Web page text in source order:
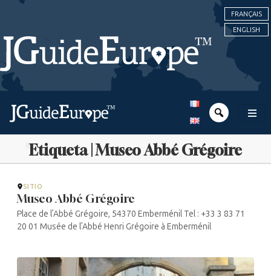
FRANÇAIS
ENGLISH
Etiqueta | Museo Abbé Grégoire
SITIO
Museo Abbé Grégoire
Place de l’Abbé Grégoire, 54370 Emberménil Tel : +33 3 83 71
20 01 Musée de l’Abbé Henri Grégoire à Emberménil